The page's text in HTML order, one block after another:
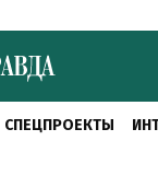
СПЕЦПРОЕКТЫ